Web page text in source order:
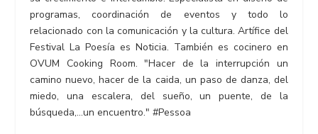
programas, coordinación de eventos y todo lo
relacionado con la comunicación y la cultura. Artífice del
Festival La Poesía es Noticia. También es cocinero en
OVUM Cooking Room. "Hacer de la interrupción un
camino nuevo, hacer de la caida, un paso de danza, del
miedo, una escalera, del sueño, un puente, de la
búsqueda,...un encuentro." #Pessoa